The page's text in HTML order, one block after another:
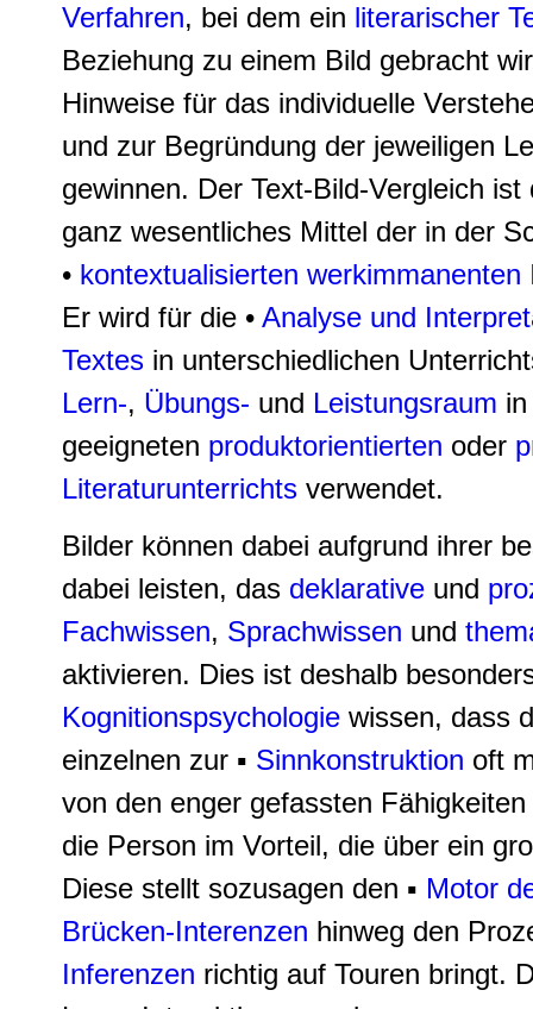
Verfahren, bei dem ein literarischer
Beziehung zu einem Bild gebracht
Hinweise für das individuelle
und zur Begründung der jeweiligen
gewinnen. Der Text-Bild-Vergleich ist
ganz wesentliches Mittel der in der
• kontextualisierten werkimmanenten
Er wird für die • Analyse und
Textes in unterschiedlichen
Lern-, Übungs- und Leistungsraum
geeigneten produktorientierten oder
Literaturunterrichts verwendet.
Bilder können dabei aufgrund ihrer
dabei leisten, das deklarative und
Fachwissen, Sprachwissen und
aktivieren. Dies ist deshalb
Kognitionspsychologie wissen, dass
einzelnen zur ▪ Sinnkonstruktion oft
von den enger gefassten
die Person im Vorteil, die über ein
Diese stellt sozusagen den ▪ Motor
Brücken-Interenzen hinweg den
Inferenzen richtig auf Touren bringt.